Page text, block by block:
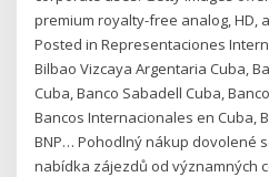
premium royalty-free analog, HD,
Posted in Representaciones
Bilbao Vizcaya Argentaria Cuba,
Cuba, Banco Sabadell Cuba,
Bancos Internacionales en Cuba,
BNP… Pohodlný nákup dovolené
nabídka zájezdů od významných